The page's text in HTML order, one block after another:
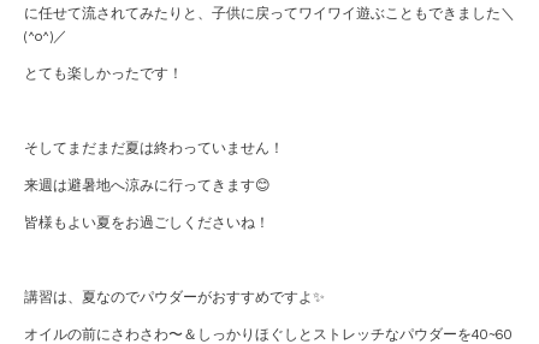
に任せて流されてみたりと、子供に戻ってワイワイ遊ぶこともできました＼
(^o^)／
とても楽しかったです！
そしてまだまだ夏は終わっていません！
来週は避暑地へ涼みに行ってきます😊
皆様もよい夏をお過ごしくださいね！
講習は、夏なのでパウダーがおすすめですよ✨
オイルの前にさわさわ〜＆しっかりほぐしとストレッチなパウダーを40~60